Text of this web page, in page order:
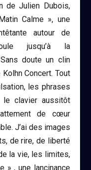
de Julien Dubois,
Calme », une
autour de
jusqu’à la
doute un clin
Concert. Tout
les phrases
clavier aussitôt
de cœur
J’ai des images
de rire, de liberté
la vie, les limites,
» , une lancinance